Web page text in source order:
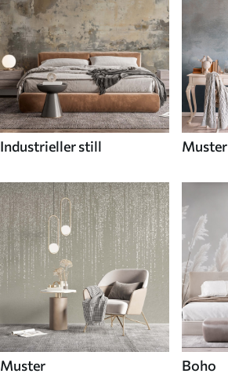
Industrieller still Muster
Muster Boho